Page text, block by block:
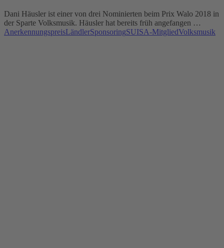
Dani Häusler ist einer von drei Nominierten beim Prix Walo 2018 in
der Sparte Volksmusik. Häusler hat bereits früh angefangen …
AnerkennungspreisLändlerSponsoringSUISA-MitgliedVolksmusik